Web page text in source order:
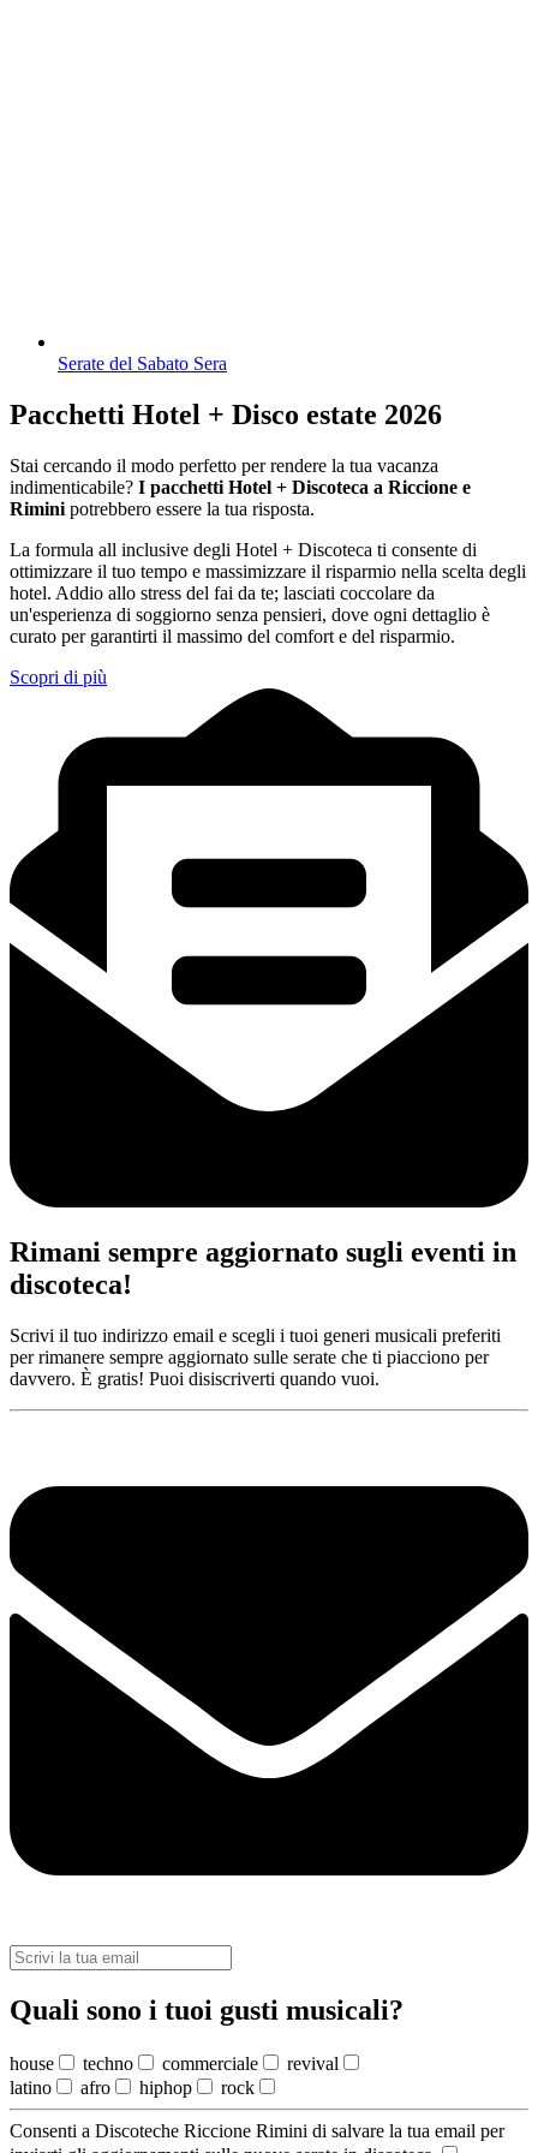
Serate del Sabato Sera
Pacchetti Hotel + Disco estate 2026
Stai cercando il modo perfetto per rendere la tua vacanza
indimenticabile? I pacchetti Hotel + Discoteca a Riccione e
Rimini potrebbero essere la tua risposta.
La formula all inclusive degli Hotel + Discoteca ti consente di
ottimizzare il tuo tempo e massimizzare il risparmio nella scelta degli
hotel. Addio allo stress del fai da te; lasciati coccolare da
un'esperienza di soggiorno senza pensieri, dove ogni dettaglio è
curato per garantirti il massimo del comfort e del risparmio.
Scopri di più
Rimani sempre aggiornato sugli eventi in
discoteca!
Scrivi il tuo indirizzo email e scegli i tuoi generi musicali preferiti
per rimanere sempre aggiornato sulle serate che ti piacciono per
davvero. È gratis! Puoi disiscriverti quando vuoi.
Quali sono i tuoi gusti musicali?
house techno commerciale
revival
latino
afro hiphop rock
Consenti a Discoteche Riccione Rimini di salvare la tua email per